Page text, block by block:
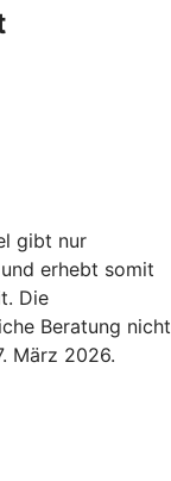
gibt nur
erhebt somit
Die
Beratung nicht
März 2026.